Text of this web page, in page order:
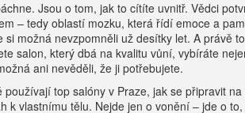
Jsou o tom, jak to cítíte uvnitř. Vědci
– tedy oblastí mozku, která řídí emoce a
možná nevzpomněli už desítky let. A právě
salon, který dbá na kvalitu vůní, vybíráte
ani nevěděli, že ji potřebujete.
top salóny v Praze, jak se připravit
k vlastnímu tělu. Nejde jen o vonění – jde o